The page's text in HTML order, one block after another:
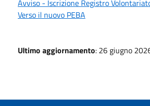
Avviso - Iscrizione Registro
Verso il nuovo PEBA
Ultimo aggiornamento: 26 giugno